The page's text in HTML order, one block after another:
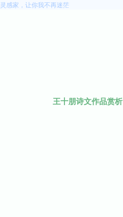
灵感家，让你我不再迷茫
王十朋诗文作品赏析